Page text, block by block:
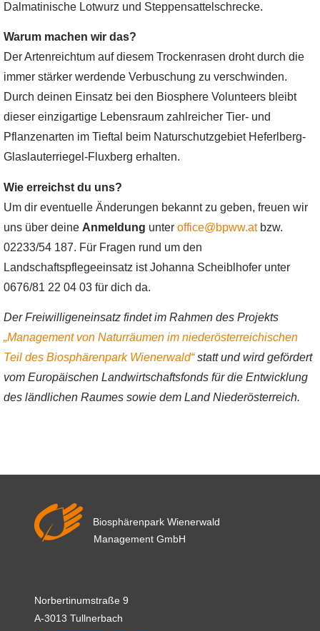
Dalmatinische Lotwurz und Steppensattelschrecke.
Warum machen wir das?
Der Artenreichtum auf diesem Trockenrasen droht durch die
immer stärker werdende Verbuschung zu verschwinden.
Durch deinen Einsatz bei den Biosphere Volunteers bleibt
dieser einzigartige Lebensraum zahlreicher Tier- und
Pflanzenarten im Tieftal beim Naturschutzgebiet Heferlberg-
Glaslauterriegel-Fluxberg erhalten.
Wie erreichst du uns?
Um dir eventuelle Änderungen bekannt zu geben, freuen wir
uns über deine Anmeldung unter office@bpww.atbzw.
02233/54 187. Für Fragen rund um den
Landschaftspflegeeinsatz ist Johanna Scheiblhofer unter
0676/81 22 04 03 für dich da.
Der Freiwilligeneinsatz findet im Rahmen des Projekts
„Management von Naturräumen im niederösterreichischen
Teil des Biosphärenpark Wienerwald“statt und wird gefördert
vom Europäischen Landwirtschaftsfonds für die Entwicklung
des ländlichen Raumes sowie dem Land Niederösterreich.
Biosphärenpark Wienerwald
Management GmbH
Norbertinumstraße 9
A-3013 Tullnerbach